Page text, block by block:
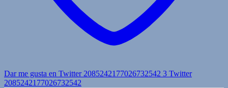
Dar me gusta en Twitter 2085242177026732542 3 Twitter
2085242177026732542